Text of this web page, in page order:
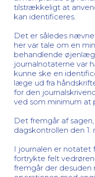
tilstrækkeligt at
kan identificeres.
Det er således
her var tale om en
behandlende
journalnotaterne var
kunne ske en
læge ud fra
for den
ved som minimum at
Det fremgår af
dagskontrollen den
I journalen er notatet
fortrykte felt
fremgår der